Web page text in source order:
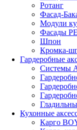
Ротанг
Фасад-
Модули
Фасады
Шпон
Кромка-
Гардеробные
Системы
Кухонные
Карго